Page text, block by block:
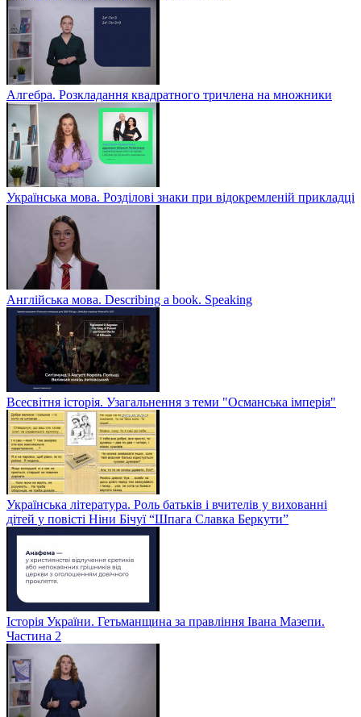
Алгебра. Розкладання квадратного тричлена на множники
Українська мова. Розділові знаки при відокремленій прикладці
Англійська мова. Describing a book. Speaking
Всесвітня історія. Узагальнення з теми "Османська імперія"
Українська література. Роль батьків і вчителів у вихованні
дітей у повісті Ніни Бічуї “Шпага Славка Беркути”
Історія України. Гетьманщина за правління Івана Мазепи.
Частина 2